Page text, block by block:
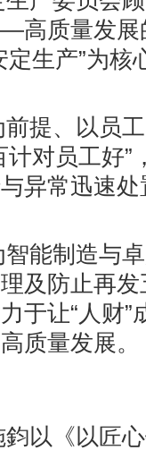
高质量发展
生产”为核
提、以员
对员工好”
异常迅速
能制造与
及防止再
于让“人财”
质量发展。
以《以匠